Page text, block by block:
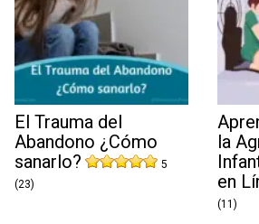
El Trauma del
Abandono ¿Cómo
sanarlo?
5
(23)
la
en
(11)